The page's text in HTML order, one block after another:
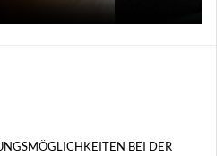
BEI DER